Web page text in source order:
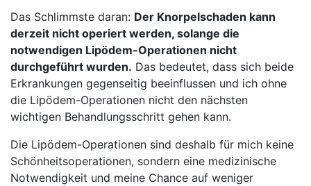
Das Schlimmste daran: Der Knorpelschaden kann
derzeit nicht operiert werden, solange die
notwendigen Lipödem-Operationen nicht
durchgeführt wurden. Das bedeutet, dass sich beide
Erkrankungen gegenseitig beeinflussen und ich ohne
die Lipödem-Operationen nicht den nächsten
wichtigen Behandlungsschritt gehen kann.
Die Lipödem-Operationen sind deshalb für mich keine
Schönheitsoperationen, sondern eine medizinische
Notwendigkeit und meine Chance auf weniger